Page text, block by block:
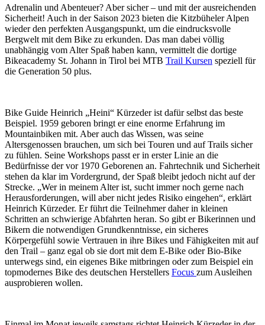
Adrenalin und Abenteuer? Aber sicher – und mit der ausreichenden
Sicherheit! Auch in der Saison 2023 bieten die Kitzbüheler Alpen
wieder den perfekten Ausgangspunkt, um die eindrucksvolle
Bergwelt mit dem Bike zu erkunden. Das man dabei völlig
unabhängig vom Alter Spaß haben kann, vermittelt die dortige
Bikeacademy St. Johann in Tirol bei MTB Trail Kursen speziell für
die Generation 50 plus.
Bike Guide Heinrich „Heini“ Kürzeder ist dafür selbst das beste
Beispiel. 1959 geboren bringt er eine enorme Erfahrung im
Mountainbiken mit. Aber auch das Wissen, was seine
Altersgenossen brauchen, um sich bei Touren und auf Trails sicher
zu fühlen. Seine Workshops passt er in erster Linie an die
Bedürfnisse der vor 1970 Geborenen an. Fahrtechnik und Sicherheit
stehen da klar im Vordergrund, der Spaß bleibt jedoch nicht auf der
Strecke. „Wer in meinem Alter ist, sucht immer noch gerne nach
Herausforderungen, will aber nicht jedes Risiko eingehen“, erklärt
Heinrich Kürzeder. Er führt die Teilnehmer daher in kleinen
Schritten an schwierige Abfahrten heran. So gibt er Bikerinnen und
Bikern die notwendigen Grundkenntnisse, ein sicheres
Körpergefühl sowie Vertrauen in ihre Bikes und Fähigkeiten mit auf
den Trail – ganz egal ob sie dort mit dem E-Bike oder Bio-Bike
unterwegs sind, ein eigenes Bike mitbringen oder zum Beispiel ein
topmodernes Bike des deutschen Herstellers Focus zum Ausleihen
ausprobieren wollen.